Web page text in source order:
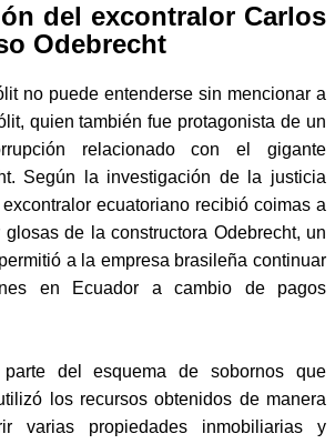
del excontralor Carlos
Odebrecht
no puede entenderse sin mencionar a
quien también fue protagonista de un
relacionado con el gigante
Según la investigación de la justicia
ecuatoriano recibió coimas a
de la constructora Odebrecht, un
a la empresa brasileña continuar
en Ecuador a cambio de pagos
del esquema de sobornos que
los recursos obtenidos de manera
varias propiedades inmobiliarias y